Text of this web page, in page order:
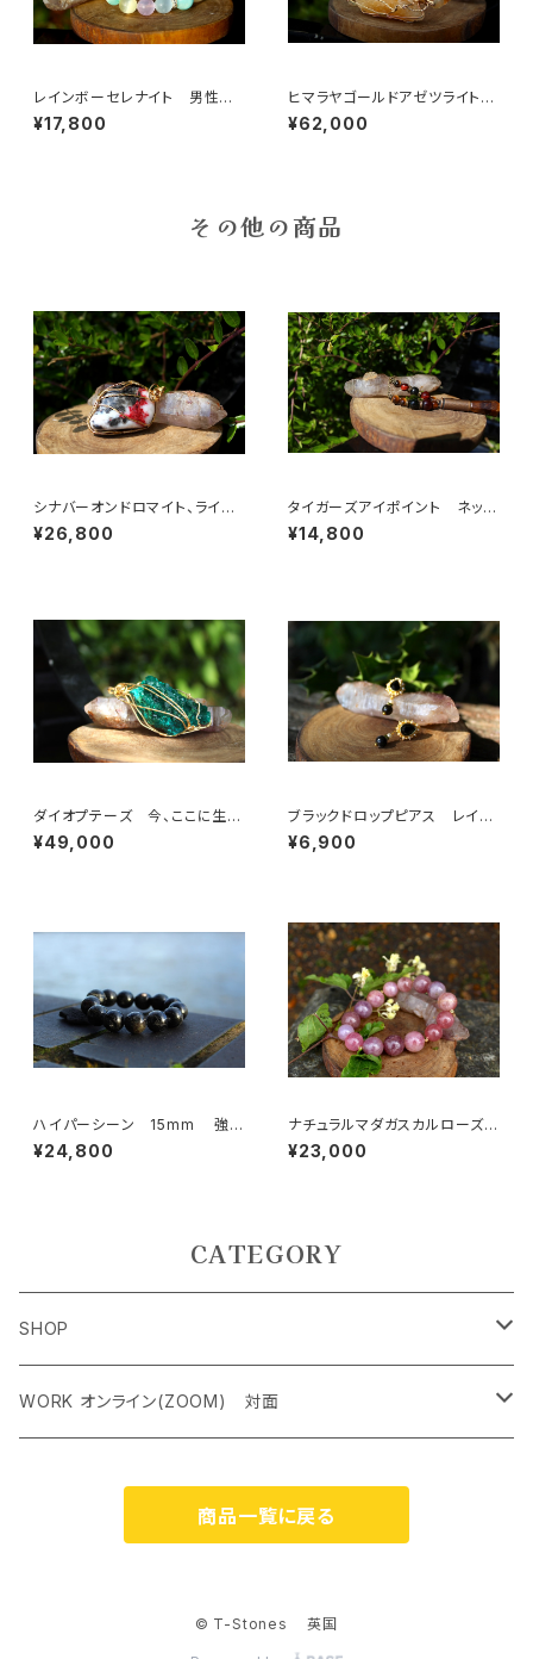
レインボーセレナイト 男性性
と女性性そして心と体のバラン
ス、魂の浄化、調和、安息
¥17,800
ヒマラヤゴールドアゼツライト、
ハーキマー、ヘルデライト、ゴー
ルデンアゼツ、魂の目覚め、高次
¥62,000
その他の商品
シナバーオンドロマイト、ライム
ストーン 未来のビジョン、夢の
現実化、”賢者の石”
¥26,800
タイガーズアイポイント ネック
レス 集中力、直感力、判断力、
力強いビジネスパートナー
¥14,800
ダイオプテーズ 今、ここに生き
るということの大切さを説く石
¥49,000
ブラックドロップピアス レイン
ボーオブシディアン
¥6,900
ハイパーシーン 15mm 強い
意思と精神力、超越したパワー
¥24,800
ナチュラルマダガスカルローズク
ォーツAAA級14ミリ 恋愛成
就、美、女性らしさ、癒し、内面の
¥23,000
CATEGORY
SHOP
ペンダントトップ＜レアストーン＞
ケルティック アンド シンボルネックレス
ジェムストーンブレスレット
WORK オンライン(ZOOM) 対面
霊気アチューンメント オンライン（ZOOM） 対面
ストーンカウンセリング オンライン（ZOOM）
商品一覧に戻る
© T-Stones 英国